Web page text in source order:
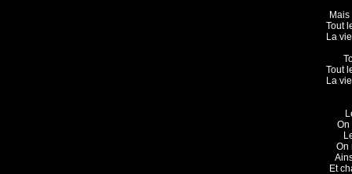
Tout
La
Tout
La
On
On
Et